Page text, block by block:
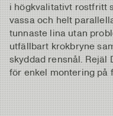
i högkvalitativt rostfritt
vassa och helt
tunnaste lina utan
utfällbart krokbryne
skyddad rensnål. Rejäl
för enkel montering på